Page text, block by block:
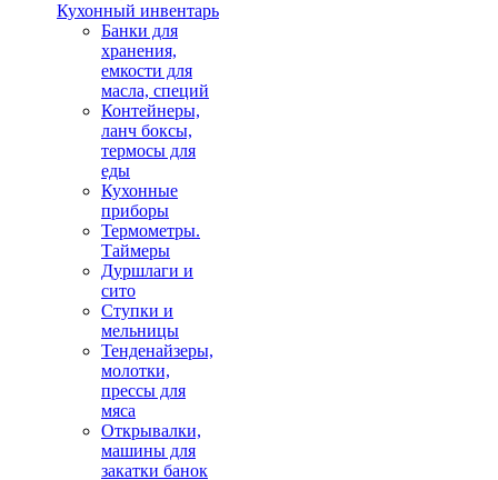
Кухонный инвентарь
Банки для
хранения,
емкости для
масла, специй
Контейнеры,
ланч боксы,
термосы для
еды
Кухонные
приборы
Термометры.
Таймеры
Дуршлаги и
сито
Ступки и
мельницы
Тенденайзеры,
молотки,
прессы для
мяса
Открывалки,
машины для
закатки банок